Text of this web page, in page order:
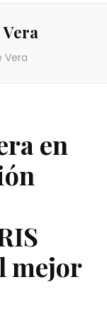
Vera
Vera
en
mejor